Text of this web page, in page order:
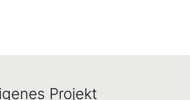
Projekt